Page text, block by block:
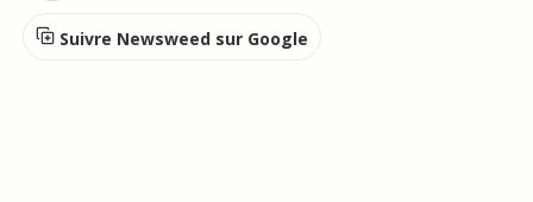
Suivre Newsweed sur Google